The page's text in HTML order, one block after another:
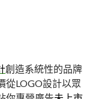
創造系統性的品牌
從LOGO設計以眾